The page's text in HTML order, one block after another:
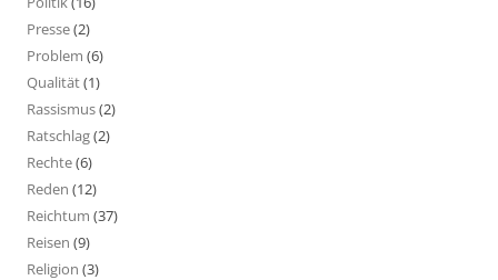
Presse(2)
Problem (6)
Qualität(1)
Rassismus(2)
Ratschlag(2)
Rechte(6)
Reden (12)
Reichtum (37)
Reisen (9)
Religion (3)